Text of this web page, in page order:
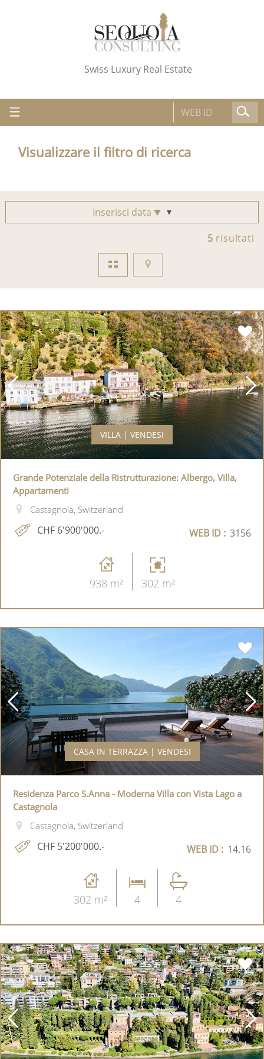
Swiss Luxury Real Estate
Visualizzare il filtro di ricerca
Inserisci data
5 risultati
VILLA | VENDESI
Grande Potenziale della Ristrutturazione: Albergo, Villa,
Appartamenti
Castagnola, Switzerland
CHF 6'900'000.- WEB ID : 3156
938 m² 302 m²
CASA IN TERRAZZA | VENDESI
Residenza Parco S.Anna - Moderna Villa con Vista Lago a
Castagnola
Castagnola, Switzerland
CHF 5'200'000.- WEB ID : 14.16
302 m² 4 4